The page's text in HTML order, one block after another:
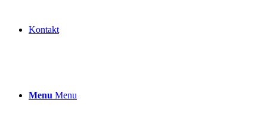
Kontakt
Menu Menu